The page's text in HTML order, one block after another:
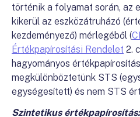
történik a folyamat során, az
kikerül az eszközátruházó
kezdeményező) mérlegéből (
Értékpapírosítási Rendelet 2.
hagyományos
megkülönböztetünk STS
egységesített) és nem STS
Szintetikus